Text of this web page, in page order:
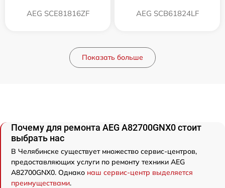
AEG SCE81816ZF AEG SCB61824LF
Показать больше
Почему для ремонта AEG A82700GNX0 стоит
выбрать нас
В Челябинске существует множество сервис-центров,
предоставляющих услуги по ремонту техники AEG
A82700GNX0. Однако наш сервис-центр выделяется
преимуществами.